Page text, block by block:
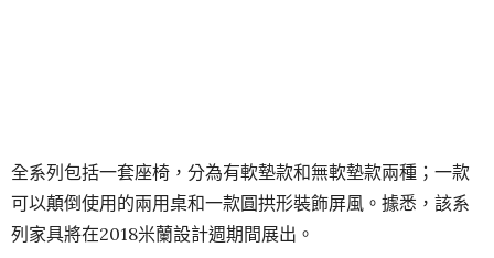
全系列包括一套座椅，分為有軟墊款和無軟墊款兩種；一款
可以顛倒使用的兩用桌和一款圓拱形裝飾屏風。據悉，該系
列家具將在2018米蘭設計週期間展出。